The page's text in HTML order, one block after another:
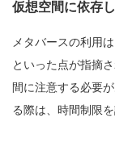
仮想空間に依存
メタバースの利用
といった点が指摘
間に注意する必要
る際は、時間制限